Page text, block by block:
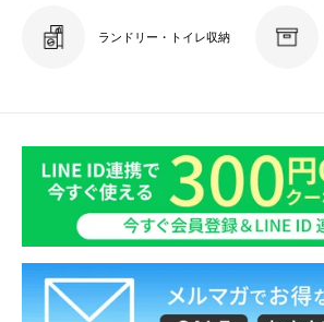
ランドリー・トイレ収納